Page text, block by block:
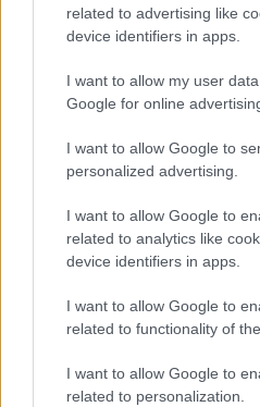
related to advertising like
device identifiers in apps.
I want to allow my user
Google for online
I want to allow Google to
personalized advertising.
I want to allow Google to
related to analytics like
device identifiers in apps.
I want to allow Google to
related to functionality of
I want to allow Google to
related to personalization.